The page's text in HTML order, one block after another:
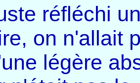
réfléchi
on n'allait
légère